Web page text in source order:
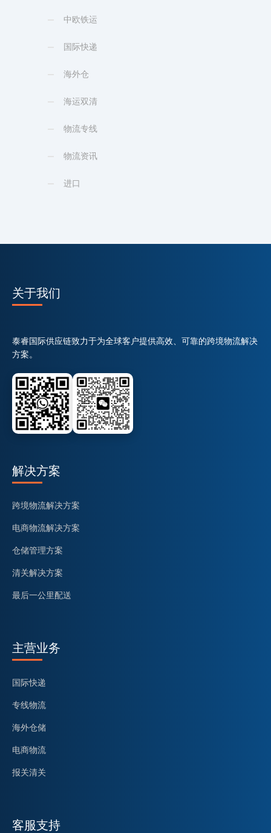
中欧铁运
国际快递
海外仓
海运双清
物流专线
物流资讯
进口
关于我们
泰睿国际供应链致力于为全球客户提供高效、可靠的跨境物流解决
方案。
解决方案
跨境物流解决方案
电商物流解决方案
仓储管理方案
清关解决方案
最后一公里配送
主营业务
国际快递
专线物流
海外仓储
电商物流
报关清关
客服支持